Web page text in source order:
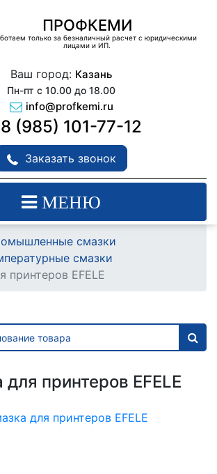
ПРОФКЕМИ
только за безналичный расчет с юридическими
лицами и ИП.
Ваш город: Казань
Пн-пт с 10.00 до 18.00
info@profkemi.ru
8 (985) 101-77-12
Заказать звонок
МЕНЮ
смазки
смазки
принтеров EFELE
принтеров EFELE